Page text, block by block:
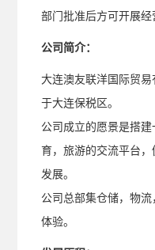
部门批准后方可开展经
公司简介：
大连澳友联洋国际贸
于大连保税区。
公司成立的愿景是搭
育，旅游的交流平台
发展。
公司总部集仓储，物
体验。